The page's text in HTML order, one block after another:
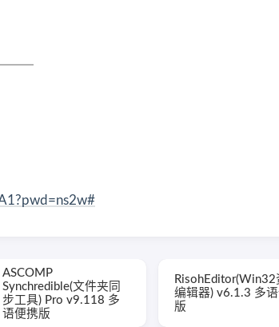
ASCOMP
Synchredible(文件夹同
步工具) Pro v9.118 多
语便携版
RisohEditor(Win32
编辑器) v6.1.3 多
版